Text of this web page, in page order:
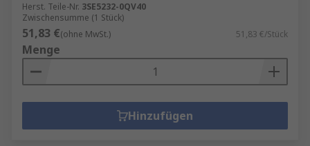
Herst. Teile-Nr. 3SE5232-0QV40
Zwischensumme (1 Stück)
51,83 €(ohne MwSt.) 51,83 €/Stück
Menge
Hinzufügen